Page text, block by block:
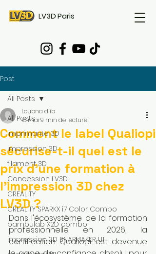
LV3D Paris
Post
All Posts
imprimante 3D
impression 3D
filament 3D
Concession LV3D
CREALITY
CREALITY SPARKX i7 Color Combo
bambulab X2D combo
impression 3D SNAPMAKER U1
All Posts
Comment le label Qualiopi
sécurise-t-il quel est le
prix d'une formation à
l'impression 3D chez
LV3D ?
Loubna diib
15 mai9 min de lecture
Dans l'écosystème de la formation
professionnelle en 2026, la
certification Qualiopi est devenue